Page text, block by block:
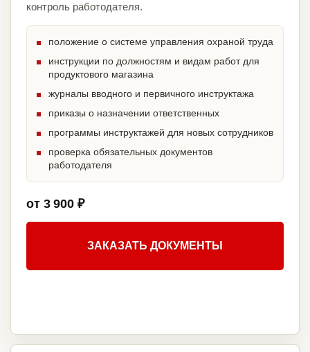
контроль работодателя.
положение о системе управления охраной труда
инструкции по должностям и видам работ для
продуктового магазина
журналы вводного и первичного инструктажа
приказы о назначении ответственных
программы инструктажей для новых сотрудников
проверка обязательных документов
работодателя
от 3 900 ₽
ЗАКАЗАТЬ ДОКУМЕНТЫ